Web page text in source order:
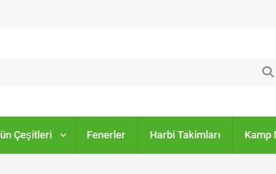
Çeşitleri Fenerler Harbi Takimları Kamp